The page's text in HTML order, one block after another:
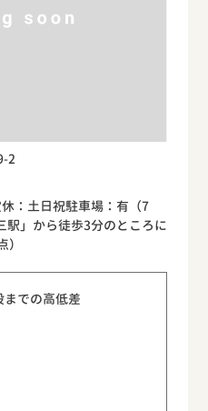
2
：土日祝駐車場：有（7
駅」から徒歩3分のところに
での高低差